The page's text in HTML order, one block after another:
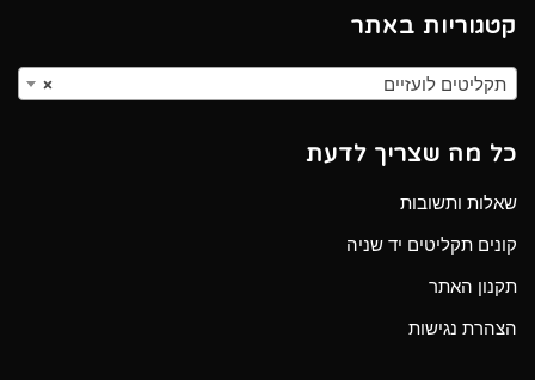
קטגוריות באתר
× תקליטים לועזיים
כל מה שצריך לדעת
שאלות ותשובות
קונים תקליטים יד שניה
תקנון האתר
הצהרת נגישות